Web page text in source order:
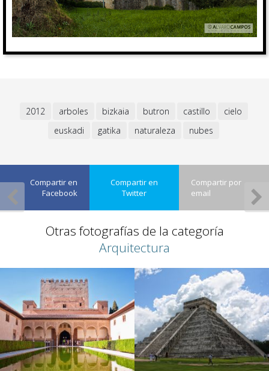
2012 arboles bizkaia butron castillo
cielo
euskadi
gatika naturaleza nubes
Compartir en
Facebook
Compartir en
Twitter
Compartir por
email
Otras fotografías de la categoría
Arquitectura